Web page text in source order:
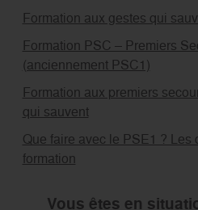
Formation aux gestes qui
Formation PSC – Premiers
(anciennement PSC1)
Formation aux premiers
qui sauvent
Que faire avec le PSE1 ? Les
formation
Vous êtes en